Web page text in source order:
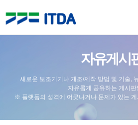
자유게시
새로운 보조기기나 개조/제작 방법 및 기술,
자유롭게 공유하는 게시판
※ 플랫폼의 성격에 어긋나거나 문제가 있는